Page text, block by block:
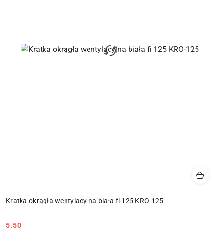
Kratka okrągła wentylacyjna biała fi 125 KRO-125
5.50